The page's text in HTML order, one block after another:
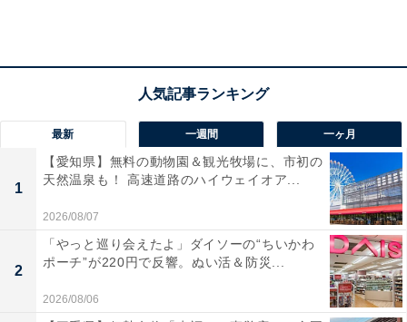
横浜元町に創業した不二家の歴史と当時の横浜の街並みがわかる展示コーナ
不二家のキャラクター・ペコちゃんは、1950年に誕生。
ペコちゃんをパッケージにデザインした「ミルキー」は
その翌年に発売されました。
同展では、不二家の歴史と横浜とのつながり、ペコちゃ
んにまつわるグッズや資料などが勢ぞろいします。
最新 一週間 一ヶ月
1
【愛知県】無料の動物園＆観光牧場に、市初の
天然温泉も！ 高速道路のハイウェイオア...
2026/08/07
2
「やっと巡り会えたよ」ダイソーの“ちいかわ
ポーチ”が220円で反響。ぬい活＆防災...
2026/08/06